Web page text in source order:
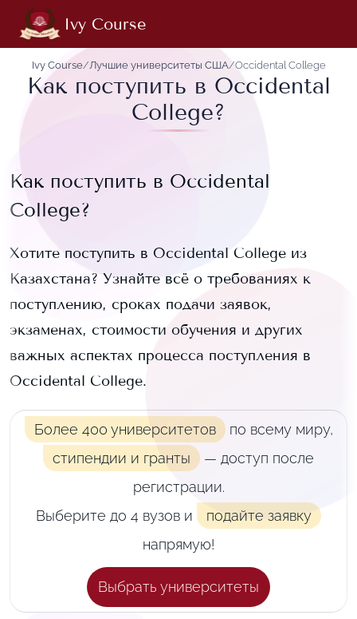
Ivy Course
Ivy Course/Лучшие университеты США/Occidental College
Как поступить в Occidental
College?
Как поступить в Occidental
College?
Хотите поступить в Occidental College из
Казахстана? Узнайте всё о требованиях к
поступлению, сроках подачи заявок,
экзаменах, стоимости обучения и других
важных аспектах процесса поступления в
Occidental College.
Более 400 университетов по всему миру,
стипендии и гранты
— доступ после
регистрации.
Выберите до 4 вузов и
подайте заявку
напрямую!
Выбрать университеты